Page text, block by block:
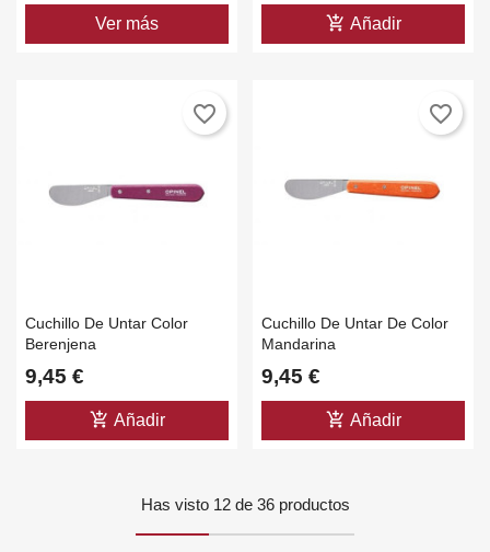
Ver más add_shopping_cart Añadir
Cuchillo De Untar Color
Berenjena
9,45 €
add_shopping_cart Añadir
favorite_border
Cuchillo De Untar De Color
Mandarina
9,45 €
add_shopping_cart Añadir
favorite_border
Has visto 12 de 36 productos